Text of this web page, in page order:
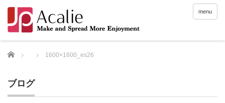
menu
Home 1600×1600_es26
ブログ